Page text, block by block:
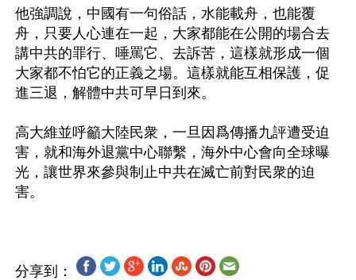
他強調說，中國有一句俗話，水能載舟，也能覆
舟，只要人心連在一起，大家都能在公開的場合去
講中共的罪行、唾罵它、去訴苦，這樣就形成一個
大家都不怕它的正義之場。這樣就能互相保護，促
進三退，解體中共可早日到來。
高大維並呼籲大陸民衆，一旦因爲傳播九評遭受迫
害，就和海外退黨中心聯繫，海外中心會向全球曝
光，讓世界來參與制止中共在滅亡前對民衆的迫
分享到：